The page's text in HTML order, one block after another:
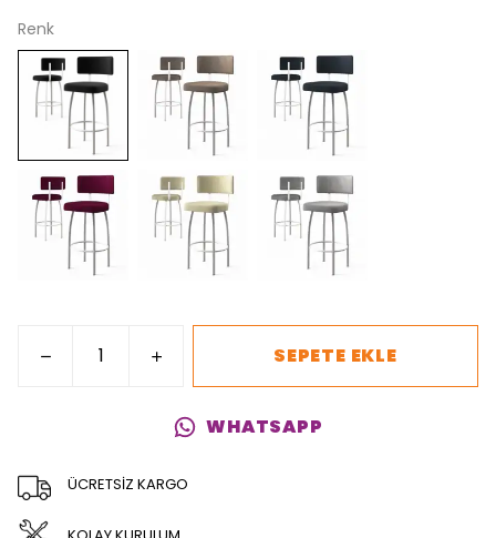
Renk
SEPETE EKLE
WHATSAPP
ÜCRETSİZ KARGO